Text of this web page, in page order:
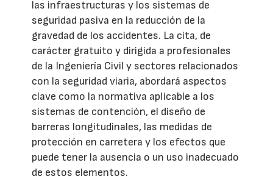
las infraestructuras y los sistemas de
seguridad pasiva en la reducción de la
gravedad de los accidentes. La cita, de
carácter gratuito y dirigida a profesionales
de la Ingeniería Civil y sectores relacionados
con la seguridad viaria, abordará aspectos
clave como la normativa aplicable a los
sistemas de contención, el diseño de
barreras longitudinales, las medidas de
protección en carretera y los efectos que
puede tener la ausencia o un uso inadecuado
de estos elementos.